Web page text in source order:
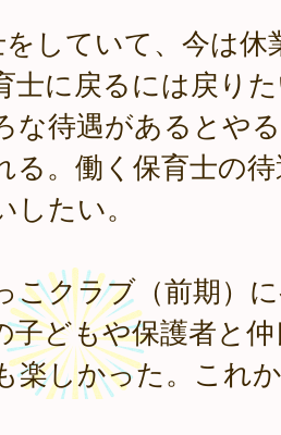
していて、今は休
士に戻るには戻り
な待遇があるとや
る。働く保育士の
たい。
クラブ（前期）
子どもや保護者と
楽しかった。これ